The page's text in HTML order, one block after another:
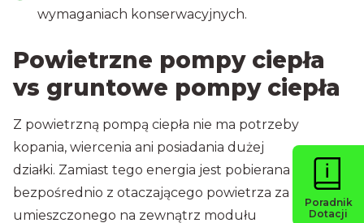
wymaganiach konserwacyjnych.
Powietrzne pompy ciepła
vs gruntowe pompy ciepła
Z powietrzną pompą ciepła nie ma potrzeby
kopania, wiercenia ani posiadania dużej
działki. Zamiast tego energia jest pobierana
bezpośrednio z otaczającego powietrza za pomocą
umieszczonego na zewnątrz modułu
Poradnik
Dotacji